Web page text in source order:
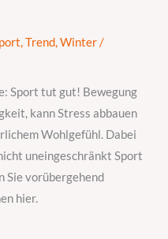
,Trend,Winter/
Sport tut gut! Bewegung
kann Stress abbauen
Wohlgefühl. Dabei
uneingeschränkt Sport
Sie vorübergehend
hier.